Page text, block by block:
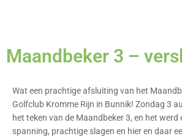
Maandbeker 3 –
Wat een prachtige afsluiting van het
Golfclub Kromme Rijn in Bunnik! Zondag 3
het teken van de Maandbeker 3, en het werd
spanning, prachtige slagen en hier en daar